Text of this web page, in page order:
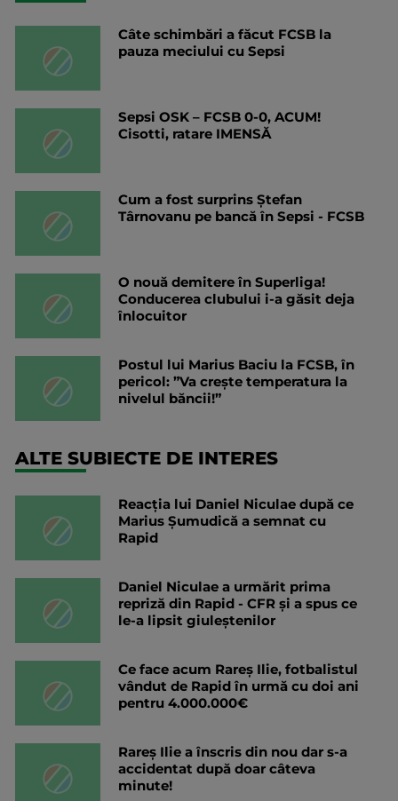
Câte schimbări a făcut FCSB la
pauza meciului cu Sepsi
Sepsi OSK – FCSB 0-0, ACUM!
Cisotti, ratare IMENSĂ
Cum a fost surprins Ștefan
Târnovanu pe bancă în Sepsi - FCSB
O nouă demitere în Superliga!
Conducerea clubului i-a găsit deja
înlocuitor
Postul lui Marius Baciu la FCSB, în
pericol: ”Va crește temperatura la
nivelul băncii!”
ALTE SUBIECTE DE INTERES
Reacția lui Daniel Niculae după ce
Marius Șumudică a semnat cu
Rapid
Daniel Niculae a urmărit prima
repriză din Rapid - CFR și a spus ce
le-a lipsit giuleștenilor
Ce face acum Rareș Ilie, fotbalistul
vândut de Rapid în urmă cu doi ani
pentru 4.000.000€
Rareș Ilie a înscris din nou dar s-a
accidentat după doar câteva
minute!